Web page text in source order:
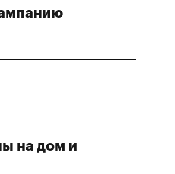
на дом и